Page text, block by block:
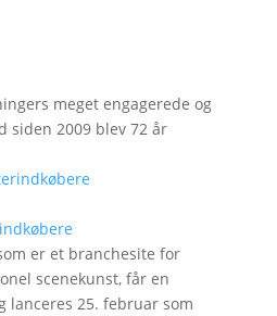
meget engagerede og
siden 2009 blev 72 år
er et branchesite for
scenekunst, får en
lanceres 25. februar som